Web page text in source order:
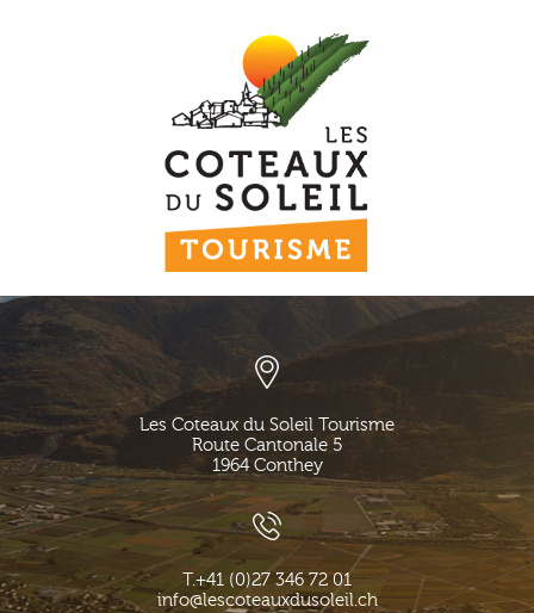
Les Coteaux du Soleil Tourisme
Route Cantonale 5
1964 Conthey
T.+41 (0)27 346 72 01
info@lescoteauxdusoleil.ch